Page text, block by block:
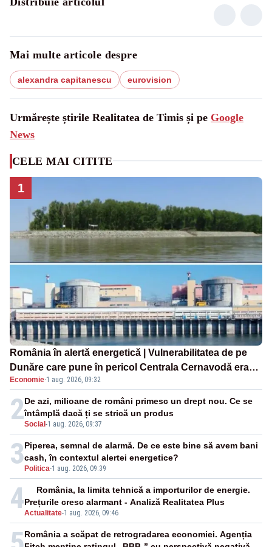
Mai multe articole despre
alexandra capitanescu eurovision
Urmărește știrile Realitatea de Timis și pe Google
News
CELE MAI CITITE
1
România în alertă energetică | Vulnerabilitatea de pe
Dunăre care pune în pericol Centrala Cernavodă era
cunoscută de pe vremea lui Ceaușescu
Economie·1 aug. 2026, 09:32
2Social -1 aug. 2026, 09:37
De azi, milioane de români primesc un drept nou. Ce se
întâmplă dacă ți se strică un produs
3 Politica-1 aug. 2026, 09:39
Piperea, semnal de alarmă. De ce este bine să avem bani
cash, în contextul alertei energetice?
4Actualitate-1 aug. 2026, 09:46
România, la limita tehnică a importurilor de energie.
Prețurile cresc alarmant - Analiză Realitatea Plus
România a scăpat de retrogradarea economiei. Agenția